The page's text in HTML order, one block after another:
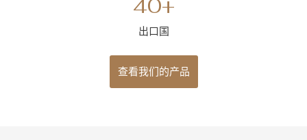
40+
出口国
查看我们的产品